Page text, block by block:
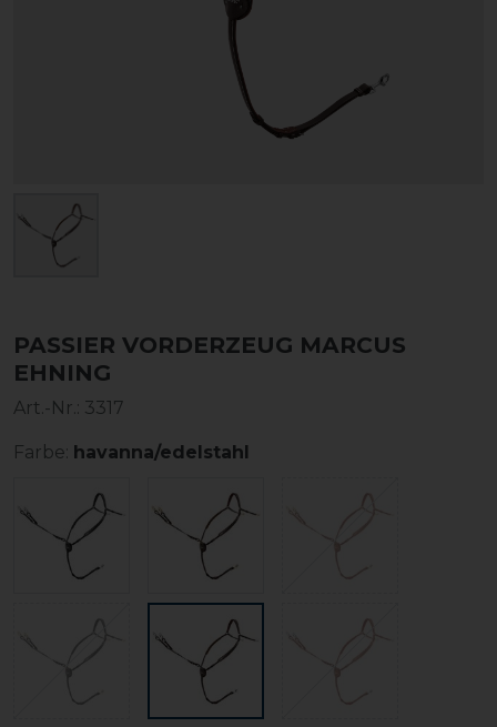
PASSIER VORDERZEUG MARCUS
EHNING
Art.-Nr.: 3317
Farbe: havanna/edelstahl